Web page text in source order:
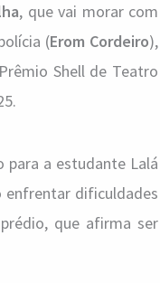
, que vai morar com
(Erom Cordeiro),
Shell de Teatro
para a estudante Lalá
enfrentar dificuldades
que afirma ser